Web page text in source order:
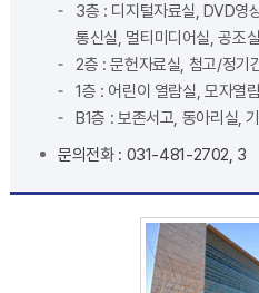
3층 : 디지털자료실, DVD영
통신실, 멀티미디어실, 공조
2층 : 문헌자료실, 첨고/정기
1층 : 어린이 열람실, 모자열
B1층 : 보존서고, 동아리실,
문의전화 : 031-481-2702, 3